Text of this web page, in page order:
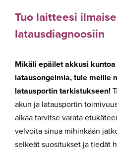
Tuo laitteesi
latausdiagnoosiin
Mikäli epäilet akkusi
latausongelmia, tule meille
latausportin tarkistukseen!
akun ja latausportin
aikaa tarvitse varata
velvoita sinua mihinkään
selkeät suositukset ja tiedät